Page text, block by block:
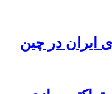
ایران در چین